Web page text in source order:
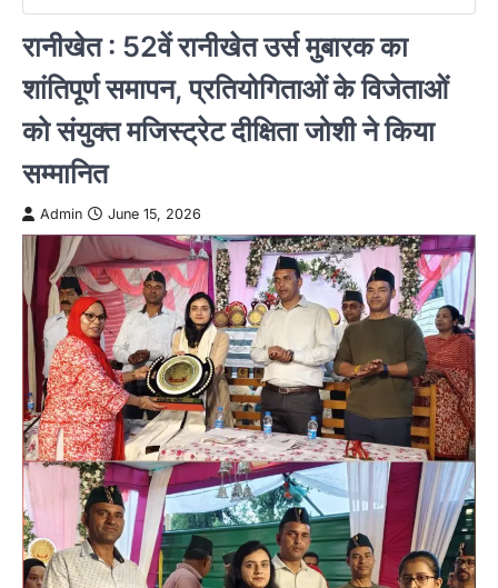
रानीखेत : 52वें रानीखेत उर्स मुबारक का
शांतिपूर्ण समापन, प्रतियोगिताओं के विजेताओं
को संयुक्त मजिस्ट्रेट दीक्षिता जोशी ने किया
सम्मानित
Admin June 15, 2026